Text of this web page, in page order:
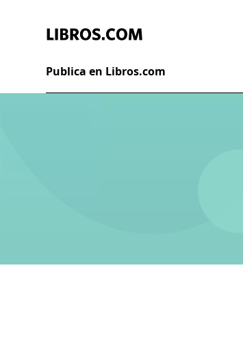
Publica en Libros.com